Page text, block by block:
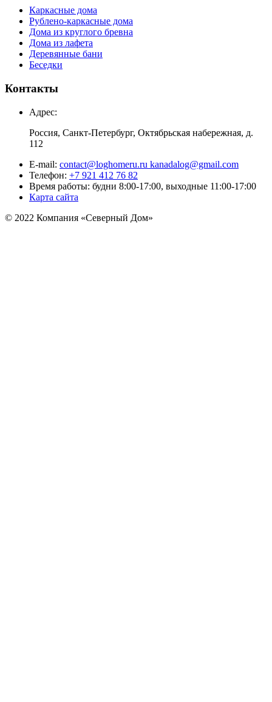
Каркасные дома
Рублено-каркасные дома
Дома из круглого бревна
Дома из лафета
Деревянные бани
Беседки
Контакты
Адрес:
Россия, Санкт-Петербург, Октябрьская набережная, д.
112
E-mail: contact@loghomeru.ru kanadalog@gmail.com
Телефон: +7 921 412 76 82
Время работы: будни 8:00-17:00, выходные 11:00-17:00
Карта сайта
© 2022 Компания «Северный Дом»